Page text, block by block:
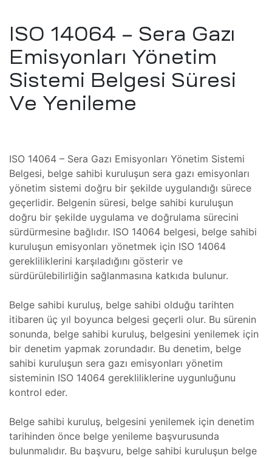
Bakım
ISO 14064 – Sera Gazı
Emisyonları Yönetim
Sistemi Belgesi Süresi
Ve Yenileme
ISO 14064 – Sera Gazı Emisyonları Yönetim Sistemi
Belgesi, belge sahibi kuruluşun sera gazı emisyonları
yönetim sistemi doğru bir şekilde uygulandığı sürece
geçerlidir. Belgenin süresi, belge sahibi kuruluşun
doğru bir şekilde uygulama ve doğrulama sürecini
sürdürmesine bağlıdır. ISO 14064 belgesi, belge sahibi
kuruluşun emisyonları yönetmek için ISO 14064
gerekliliklerini karşıladığını gösterir ve
sürdürülebilirliğin sağlanmasına katkıda bulunur.
Belge sahibi kuruluş, belge sahibi olduğu tarihten
itibaren üç yıl boyunca belgesi geçerli olur. Bu sürenin
sonunda, belge sahibi kuruluş, belgesini yenilemek için
bir denetim yapmak zorundadır. Bu denetim, belge
sahibi kuruluşun sera gazı emisyonları yönetim
sisteminin ISO 14064 gerekliliklerine uygunluğunu
kontrol eder.
Belge sahibi kuruluş, belgesini yenilemek için denetim
tarihinden önce belge yenileme başvurusunda
bulunmalıdır. Bu başvuru, belge sahibi kuruluşun belge
Göz